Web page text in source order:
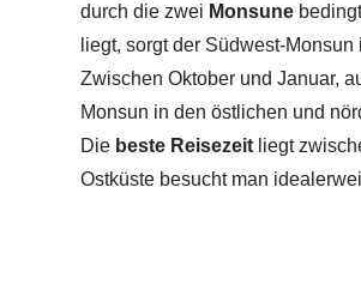
durch die zwei Monsune
liegt, sorgt der Südwest-
Zwischen Oktober und Januar,
Monsun in den östlichen und
Die beste Reisezeit liegt
Ostküste besucht man